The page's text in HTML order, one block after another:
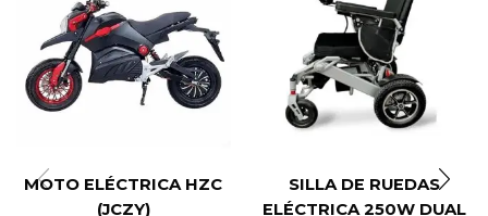
MOTO ELÉCTRICA HZC
(JCZY)
SILLA DE RUEDAS
ELÉCTRICA 250W DUAL